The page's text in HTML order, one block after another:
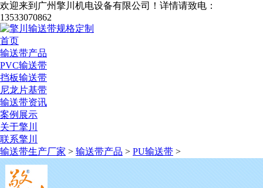
欢迎来到广州擎川机电设备有限公司！ 详情请致电：
13533070862
首页
输送带产品
PVC输送带
挡板输送带
尼龙片基带
输送带资讯
案例展示
关于擎川
联系擎川
输送带生产厂家 > 输送带产品 > PU输送带 >